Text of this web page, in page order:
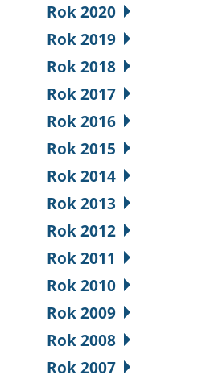
Rok 2020
Rok 2019
Rok 2018
Rok 2017
Rok 2016
Rok 2015
Rok 2014
Rok 2013
Rok 2012
Rok 2011
Rok 2010
Rok 2009
Rok 2008
Rok 2007